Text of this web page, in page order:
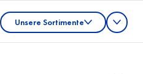
Unsere Sortimente